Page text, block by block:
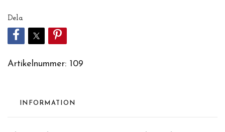
Dela
Artikelnummer: 109
INFORMATION